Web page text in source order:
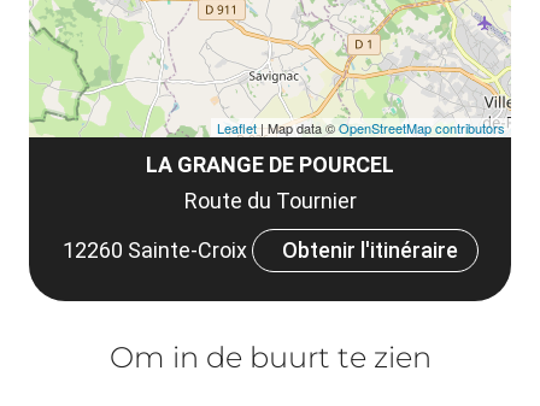
LA GRANGE DE POURCEL
Route du Tournier
12260 Sainte-Croix
Obtenir l'itinéraire
Leaflet | Map data ©OpenStreetMap contributors
Om in de buurt te zien